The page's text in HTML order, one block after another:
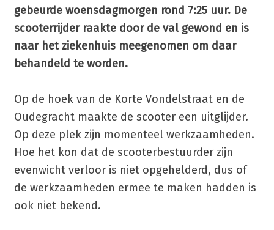
gebeurde woensdagmorgen rond 7:25 uur. De
scooterrijder raakte door de val gewond en is
naar het ziekenhuis meegenomen om daar
behandeld te worden.
Op de hoek van de Korte Vondelstraat en de
Oudegracht maakte de scooter een uitglijder.
Op deze plek zijn momenteel werkzaamheden.
Hoe het kon dat de scooterbestuurder zijn
evenwicht verloor is niet opgehelderd, dus of
de werkzaamheden ermee te maken hadden is
ook niet bekend.